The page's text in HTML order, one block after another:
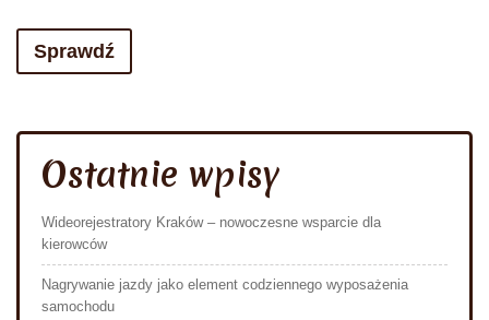
Sprawdź
Ostatnie wpisy
Wideorejestratory Kraków – nowoczesne wsparcie dla
kierowców
Nagrywanie jazdy jako element codziennego wyposażenia
samochodu